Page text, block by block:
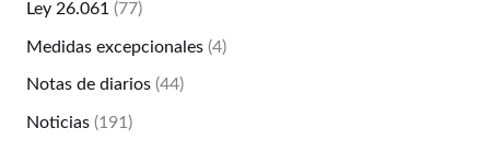
Ley 26.061(77)
Medidas excepcionales(4)
Notas de diarios(44)
Noticias(191)